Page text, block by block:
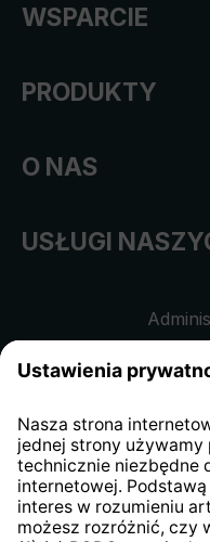
WSPARCIE
PRODUKTY
O NAS
USŁUGI
Klauzula